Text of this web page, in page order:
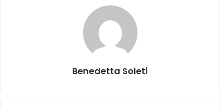
Benedetta Soleti